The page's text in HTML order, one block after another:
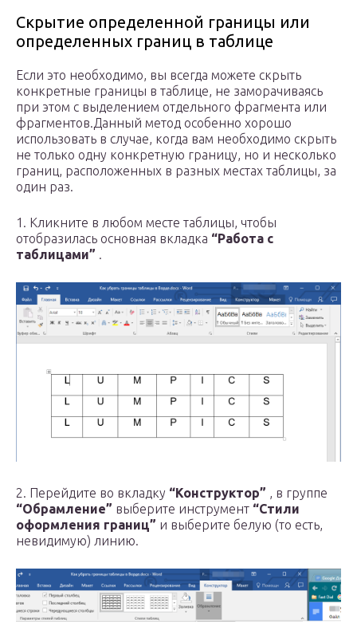
Скрытие определенной границы или
определенных границ в таблице
Если это необходимо, вы всегда можете скрыть
конкретные границы в таблице, не заморачиваясь
при этом с выделением отдельного фрагмента или
фрагментов.Данный метод особенно хорошо
использовать в случае, когда вам необходимо скрыть
не только одну конкретную границу, но и несколько
границ, расположенных в разных местах таблицы, за
один раз.
1. Кликните в любом месте таблицы, чтобы
отобразилась основная вкладка “Работа с
таблицами” .
2. Перейдите во вкладку “Конструктор” , в группе
“Обрамление” выберите инструмент “Стили
оформления границ” и выберите белую (то есть,
невидимую) линию.